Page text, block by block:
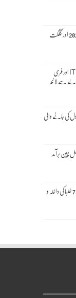
گلگت بلتستان ترقیاتی منصوبہ 2024-2029 اورگلگت
گلگت بلتستان میں ٹیلی کام کے ذریعے IT اور فری
سے لائحہ
کی جانے والی
چین برآمد
قراقرم یونیورسٹی میں یوم حسین کا انعقاد۔,7 طلبا کی داخلہ و